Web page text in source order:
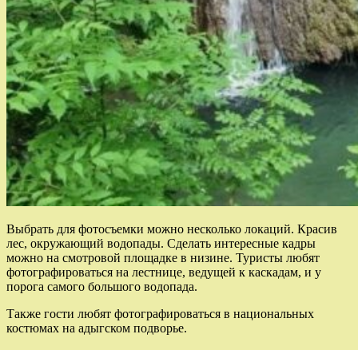
Выбрать для фотосъемки можно несколько локаций. Красив
лес, окружающий водопады. Сделать интересные кадры
можно на смотровой площадке в низине. Туристы любят
фотографироваться на лестнице, ведущей к каскадам, и у
порога самого большого водопада.
Также гости любят фотографироваться в национальных
костюмах на адыгском подворье.